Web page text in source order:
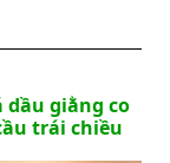
giá dầu
dầu giằng co
trái chiều